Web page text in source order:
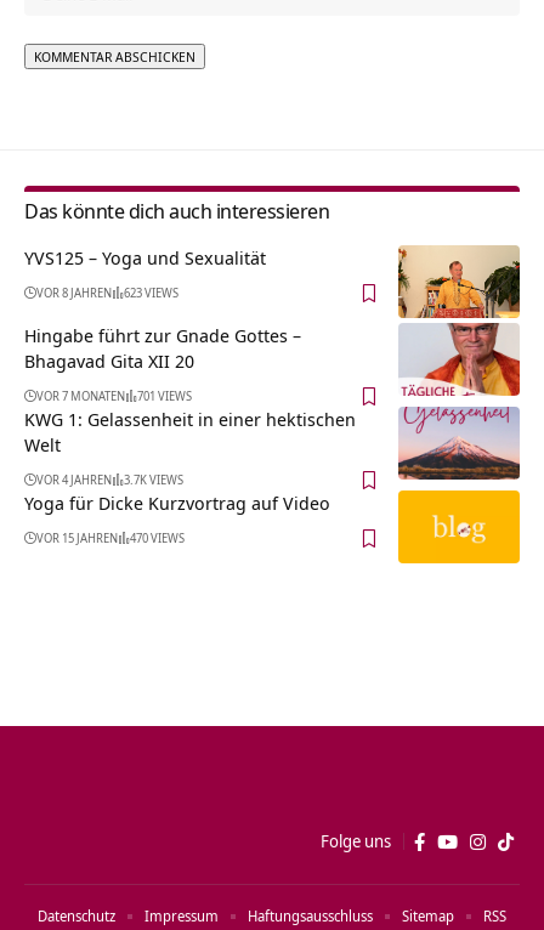
Das könnte dich auch interessieren
YVS125 – Yoga und Sexualität
VOR 8 JAHREN 623 VIEWS
Hingabe führt zur Gnade Gottes –
Bhagavad Gita XII 20
VOR 7 MONATEN 701 VIEWS
KWG 1: Gelassenheit in einer hektischen
Welt
VOR 4 JAHREN 3.7K VIEWS
Yoga für Dicke Kurzvortrag auf Video
VOR 15 JAHREN 470 VIEWS
Folge uns
Datenschutz Impressum Haftungsausschluss Sitemap RSS